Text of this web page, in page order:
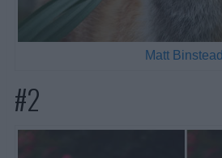
Matt Binstead
#2